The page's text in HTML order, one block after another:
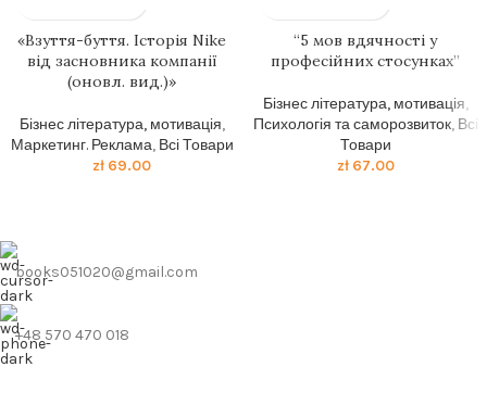
«Взуття-буття. Історія Nike
від засновника компанії
(оновл. вид.)»
Бізнес література, мотивація,
Маркетинг. Реклама, Всі Товари
zł 69.00
“5 мов вдячності у
професійних стосунках”
Бізнес література, мотивація,
Психологія та саморозвиток, Всі
Товари
zł67.00
books051020@gmail.com
+48 570 470 018